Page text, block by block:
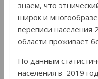
знаем, что
широк и
переписи населения
области проживает
По данным
населения в 2019